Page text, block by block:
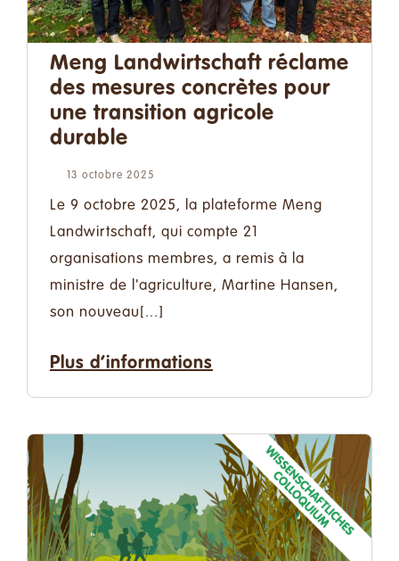
Meng Landwirtschaft réclame
des mesures concrètes pour
une transition agricole
durable
13 octobre 2025
Le 9 octobre 2025, la plateforme Meng
Landwirtschaft, qui compte 21
organisations membres, a remis à la
ministre de l'agriculture, Martine Hansen,
son nouveau[...]
Plus d’informations